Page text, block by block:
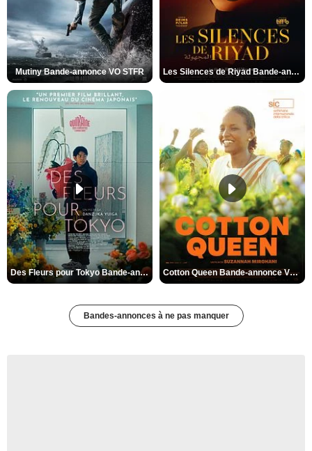
Mutiny Bande-annonce VO STFR Les Silences de Riyad Bande-annonce VO STFR
Des Fleurs pour Tokyo Bande-annonce VO STFR Cotton Queen Bande-annonce VO STFR
Bandes-annonces à ne pas manquer